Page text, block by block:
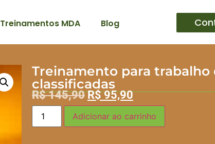
Treinamentos MDA Blog
Treinamento para trabalho
classificadas
R$145,90 R$95,90
Adicionar ao carrinho